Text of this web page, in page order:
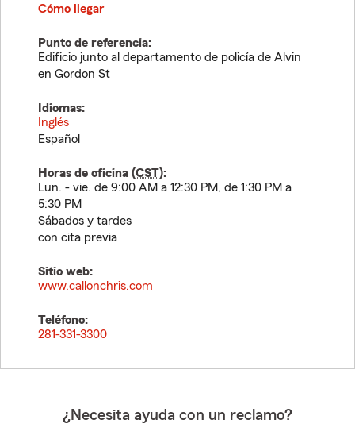
Cómo llegar
Punto de referencia:
Edificio junto al departamento de policía de Alvin
en Gordon St
Idiomas:
Inglés
Español
Horas de oficina (CST):
Lun. - vie. de 9:00 AM a 12:30 PM, de 1:30 PM a
5:30 PM
Sábados y tardes
con cita previa
Sitio web:
www.callonchris.com
Teléfono:
281-331-3300
¿Necesita ayuda con un reclamo?